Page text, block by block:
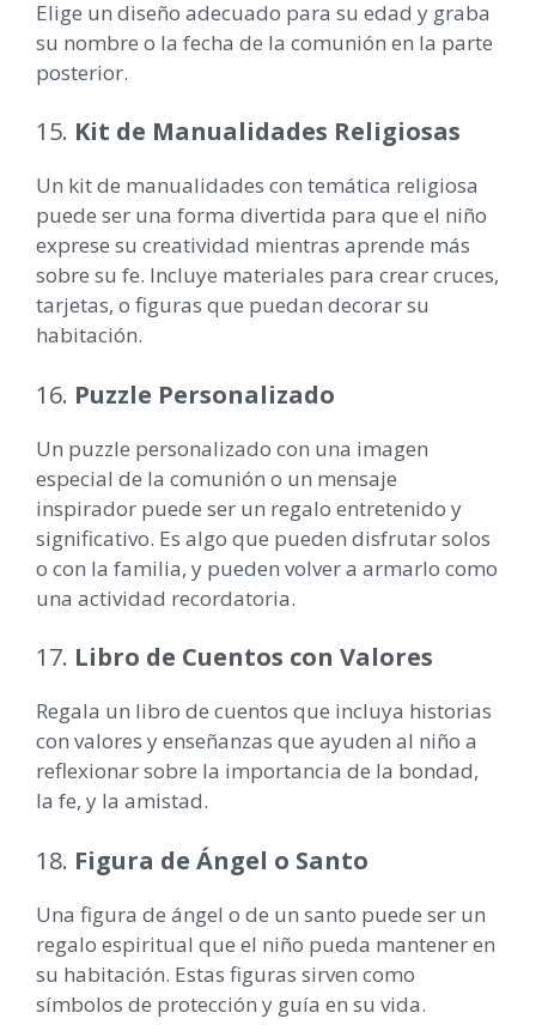
Elige un diseño adecuado para su edad y graba
su nombre o la fecha de la comunión en la parte
posterior.
15. Kit de Manualidades Religiosas
Un kit de manualidades con temática religiosa
puede ser una forma divertida para que el niño
exprese su creatividad mientras aprende más
sobre su fe. Incluye materiales para crear cruces,
tarjetas, o figuras que puedan decorar su
habitación.
16. Puzzle Personalizado
Un puzzle personalizado con una imagen
especial de la comunión o un mensaje
inspirador puede ser un regalo entretenido y
significativo. Es algo que pueden disfrutar solos
o con la familia, y pueden volver a armarlo como
una actividad recordatoria.
17. Libro de Cuentos con Valores
Regala un libro de cuentos que incluya historias
con valores y enseñanzas que ayuden al niño a
reflexionar sobre la importancia de la bondad,
la fe, y la amistad.
18. Figura de Ángel o Santo
Una figura de ángel o de un santo puede ser un
regalo espiritual que el niño pueda mantener en
su habitación. Estas figuras sirven como
símbolos de protección y guía en su vida.